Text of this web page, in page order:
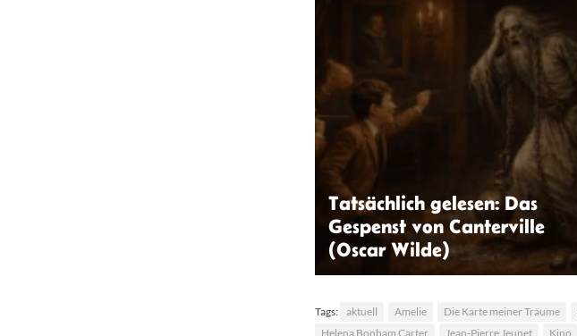
Tatsächlich gelesen: Das
Gespenst von Canterville
(Oscar Wilde)
Tags: aktuell Amelie Die Karte meiner Träume
Helena Bonham Carter
Jean-Pierre Jeunet Kino